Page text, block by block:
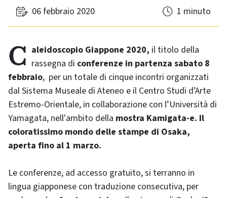
06 febbraio 2020 1 minuto
Caleidoscopio Giappone 2020, il titolo della
rassegna di conferenze in partenza sabato 8
febbraio, per un totale di cinque incontri organizzati
dal Sistema Museale di Ateneo e il Centro Studi d’Arte
Estremo-Orientale, in collaborazione con l’Università di
Yamagata, nell'ambito della mostra Kamigata-e. Il
coloratissimo mondo delle stampe di Osaka,
aperta fino al 1 marzo.
Le conferenze, ad accesso gratuito, si terranno in
lingua giapponese con traduzione consecutiva, per